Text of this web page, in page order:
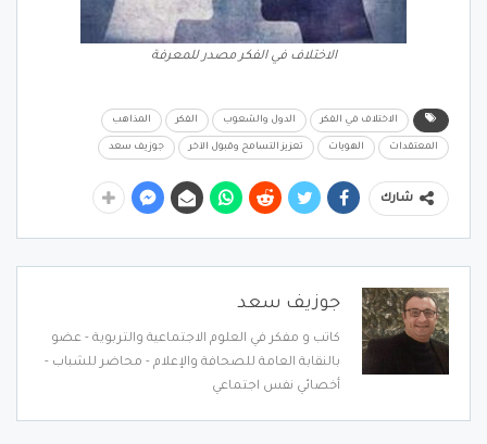
الاختلاف في الفكر مصدر للمعرفة
الاختلاف في الفكر الدول والشعوب الفكر المذاهب
المعتقدات الهويات تعزيز التسامح وقبول الآخر جوزيف سعد
شارك
جوزيف سعد
كاتب و مفكر في العلوم الاجتماعية والتربوية - عضو
بالنقابة العامة للصحافة والإعلام - محاضر للشباب -
أخصائي نفس اجتماعي